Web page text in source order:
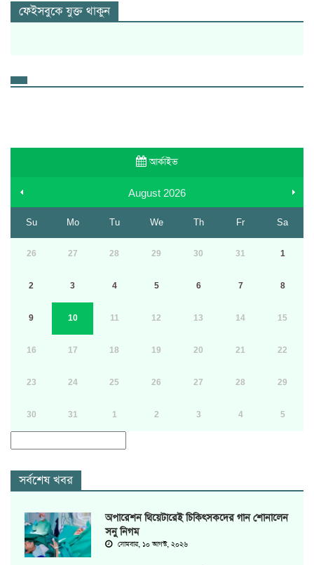
ফেইসবুকে যুক্ত থাকুন
আর্কাইভ
August 2026
Su Mo Tu We Th Fr Sa
26 27 28 29 30 31 1
2 3 4 5 6 7 8
9 10 11 12 13 14 15
16 17 18 19 20 21 22
23 24 25 26 27 28 29
30 31 1 2 3 4 5
সর্বশেষ খবর
অপারেশন থিয়েটারেই চিকিৎসকদের গান শোনালেন
সনু নিগম
সোমবার, ১০ আগস্ট, ২০২৬